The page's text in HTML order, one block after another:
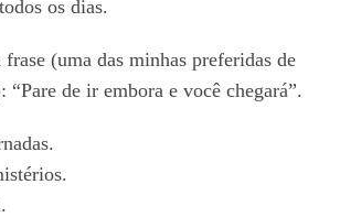
os dias.
(uma das minhas preferidas de
“Pare de ir embora e você chegará”.